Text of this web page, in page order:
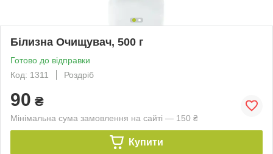
Білизна Очищувач, 500 г
Готово до відправки
Код: 1311
Роздріб
90 ₴
Мінімальна сума замовлення на сайті — 150 ₴
Купити